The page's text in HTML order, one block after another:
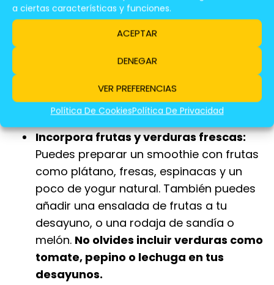
a ciertas características y funciones.
ACEPTAR
DENEGAR
VER PREFERENCIAS
Política De CookiesPolítica De Privacidad
Desayunos Saludables En España
En España, donde la cultura gastronómica es
tan rica, hay muchas opciones para preparar
desayunos saludables que te llenen de
energía para el día. Aquí te presentamos
algunas técnicas sencillas:
Incorpora frutas y verduras frescas:
Puedes preparar un smoothie con frutas
como plátano, fresas, espinacas y un
poco de yogur natural. También puedes
añadir una ensalada de frutas a tu
desayuno, o una rodaja de sandía o
melón. No olvides incluir verduras como
tomate, pepino o lechuga en tus
desayunos.